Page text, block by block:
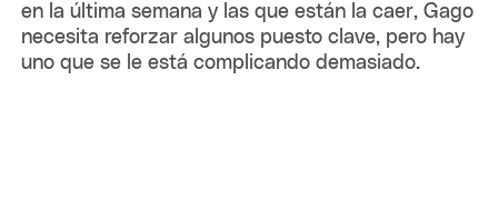
en la última semana y las que están la caer, Gago
necesita reforzar algunos puesto clave, pero hay
uno que se le está complicando demasiado.